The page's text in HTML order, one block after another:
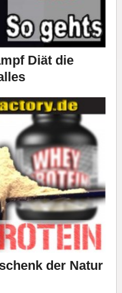
Diät die
der Natur